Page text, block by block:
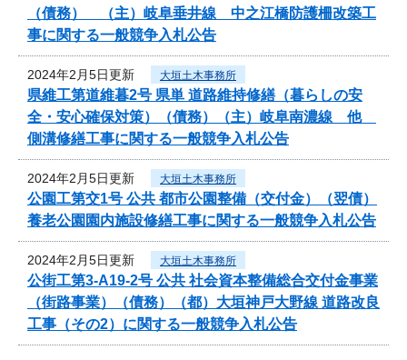
（債務） （主）岐阜垂井線 中之江橋防護柵改築工
事に関する一般競争入札公告
2024年2月5日更新 大垣土木事務所
県維工第道維暮2号 県単 道路維持修繕（暮らしの安
全・安心確保対策）（債務）（主）岐阜南濃線 他
側溝修繕工事に関する一般競争入札公告
2024年2月5日更新 大垣土木事務所
公園工第交1号 公共 都市公園整備（交付金）（翌債）
養老公園園内施設修繕工事に関する一般競争入札公告
2024年2月5日更新 大垣土木事務所
公街工第3-A19-2号 公共 社会資本整備総合交付金事業
（街路事業）（債務）（都）大垣神戸大野線 道路改良
工事（その2）に関する一般競争入札公告